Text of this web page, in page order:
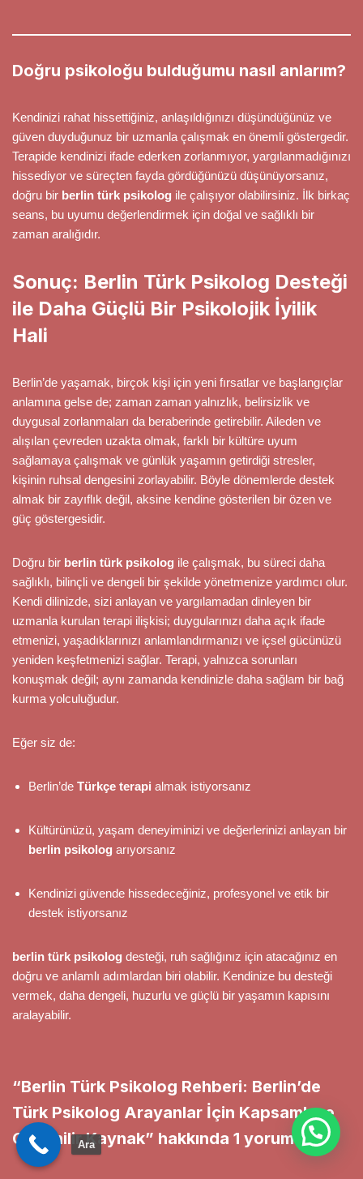
Doğru psikoloğu bulduğumu nasıl anlarım?
Kendinizi rahat hissettiğiniz, anlaşıldığınızı düşündüğünüz ve
güven duyduğunuz bir uzmanla çalışmak en önemli göstergedir.
Terapide kendinizi ifade ederken zorlanmıyor, yargılanmadığınızı
hissediyor ve süreçten fayda gördüğünüzü düşünüyorsanız,
doğru bir berlin türk psikolog ile çalışıyor olabilirsiniz. İlk birkaç
seans, bu uyumu değerlendirmek için doğal ve sağlıklı bir
zaman aralığıdır.
Sonuç: Berlin Türk Psikolog Desteği
ile Daha Güçlü Bir Psikolojik İyilik
Hali
Berlin’de yaşamak, birçok kişi için yeni fırsatlar ve başlangıçlar
anlamına gelse de; zaman zaman yalnızlık, belirsizlik ve
duygusal zorlanmaları da beraberinde getirebilir. Aileden ve
alışılan çevreden uzakta olmak, farklı bir kültüre uyum
sağlamaya çalışmak ve günlük yaşamın getirdiği stresler,
kişinin ruhsal dengesini zorlayabilir. Böyle dönemlerde destek
almak bir zayıflık değil, aksine kendine gösterilen bir özen ve
güç göstergesidir.
Doğru bir berlin türk psikolog ile çalışmak, bu süreci daha
sağlıklı, bilinçli ve dengeli bir şekilde yönetmenize yardımcı olur.
Kendi dilinizde, sizi anlayan ve yargılamadan dinleyen bir
uzmanla kurulan terapi ilişkisi; duygularınızı daha açık ifade
etmenizi, yaşadıklarınızı anlamlandırmanızı ve içsel gücünüzü
yeniden keşfetmenizi sağlar. Terapi, yalnızca sorunları
konuşmak değil; aynı zamanda kendinizle daha sağlam bir bağ
kurma yolculuğudur.
Eğer siz de:
Berlin’de Türkçe terapi almak istiyorsanız
Kültürünüzü, yaşam deneyiminizi ve değerlerinizi anlayan bir
berlin psikolog arıyorsanız
Kendinizi güvende hissedeceğiniz, profesyonel ve etik bir
destek istiyorsanız
berlin türk psikolog desteği, ruh sağlığınız için atacağınız en
doğru ve anlamlı adımlardan biri olabilir. Kendinize bu desteği
vermek, daha dengeli, huzurlu ve güçlü bir yaşamın kapısını
aralayabilir.
“Berlin Türk Psikolog Rehberi: Berlin’de
Türk Psikolog Arayanlar İçin Kapsamlı ve
Güvenilir Kaynak” hakkında 1 yorum
Ara